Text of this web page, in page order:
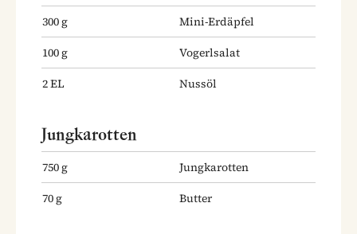
300g
Mini-Erdäpfel
100g
Vogerlsalat
2EL Nussöl
Jungkarotten
750g
Jungkarotten
70g Butter